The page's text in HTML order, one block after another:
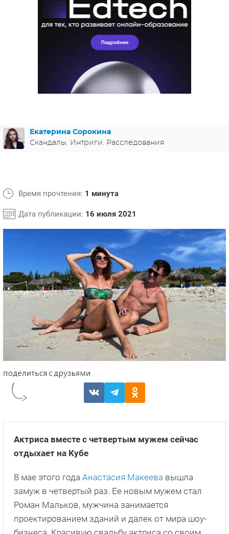
МЕЛОДРАМЫ
СВЕТСКИЕ НОВОСТИ
СПОЙЛЕРЫ ИЗ СЕРИАЛОВ
Екатерина Сорокина
Скандалы. Интриги. Расследования
Время прочтения: 1 минута
Дата публикации: 16 июля 2021
Актриса вместе с четвертым мужем сейчас
отдыхает на Кубе
В мае этого года Анастасия Макеева вышла
замуж в четвертый раз. Ее новым мужем стал
Роман Мальков, мужчина занимается
проектированием зданий и далек от мира шоу-